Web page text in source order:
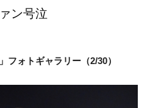
ン号泣
フォトギャラリー（2/30）